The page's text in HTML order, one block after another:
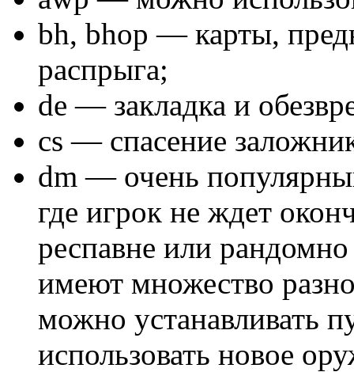
bh, bhop — карты,
распрыга;
de — закладка и
cs — спасение
dm — очень
где игрок не ждет
респавне или
имеют множество
можно устанавливать
использовать новое